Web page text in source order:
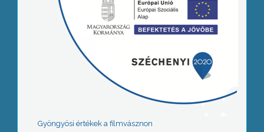
Gyöngyösi értékek a filmvásznon